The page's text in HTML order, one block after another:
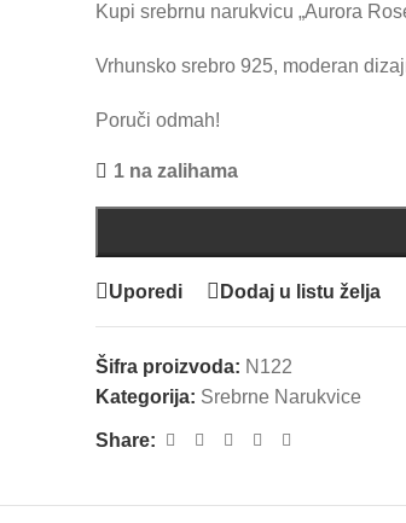
Kupi srebrnu narukvicu „Aurora
Vrhunsko srebro 925, moderan
Poruči odmah!
1 na zalihama
Uporedi Dodaj u listu želja
Šifra proizvoda: N122
Kategorija: Srebrne Narukvice
Share: